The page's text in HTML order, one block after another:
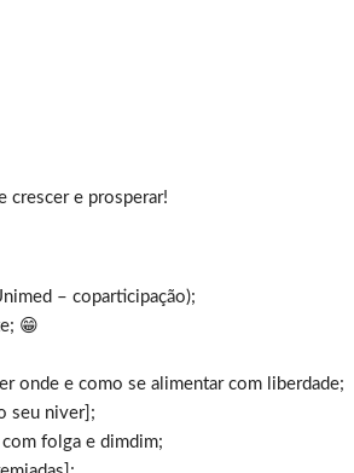
crescer e prosperar!
– coparticipação);
😁
onde e como se alimentar com liberdade;
seu niver];
folga e dimdim;